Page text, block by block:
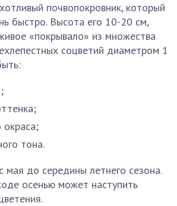
почвопокровник, который
быстро. Высота его 10-20 см,
«покрывало» из множества
соцветий диаметром 1
окраса;
тона.
мая до середины летнего сезона.
осенью может наступить